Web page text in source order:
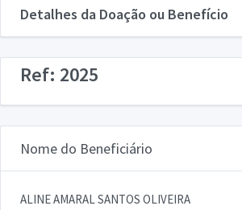
Detalhes da Doação ou Benefício
Ref: 2025
Nome do Beneficiário
ALINE AMARAL SANTOS OLIVEIRA